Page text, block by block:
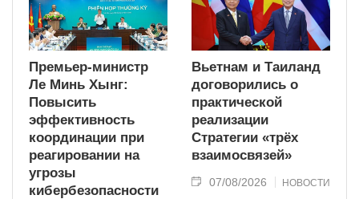
Премьер-министр
Ле Минь Хынг:
Повысить
эффективность
координации при
реагировании на
угрозы
кибербезопасности
Вьетнам и Таиланд
договорились о
практической
реализации
Стратегии «трёх
взаимосвязей»
07/08/2026 НОВОСТИ